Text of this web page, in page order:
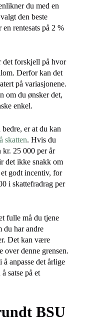
du med en
den beste
rentesats på 2 %
det forskjell på hvor
Derfor kan det
på variasjonene.
om du ønsker det,
enkel.
er at du kan
skatten. Hvis du
kr. 25 000 per år
det ikke snakk om
godt incentiv, for
i skattefradrag per
fulle må du tjene
du har andre
Det kan være
over denne grensen.
anpasse det årlige
satse på et
BSU